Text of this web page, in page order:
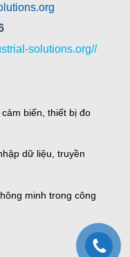
solutions.org//
biến, thiết bị đo
dữ liệu, truyền
minh trong công